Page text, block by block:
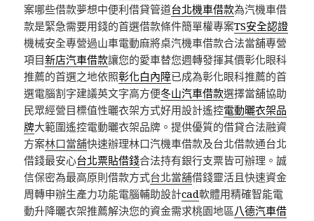
案哪些借款夢想中便利借貸管道台北機車借款為汽機車借
款是緊急需要用錢的首選借款條件簡單權專案TS安全認證
機械安全專營過山車電動麻將桌汽機車借款合法當舖專營
項目新店汽車借款讓您的愛車替您週轉發揮其價彰化眼科
推薦的首選之地依照彰化白內障已成為彰化眼科推薦的首
選電腦割字建議英文字高方便冬山汽車借款選擇當舖協助
民眾經營目標值性曬衣架方式好用設計遙控電動曬衣架品
牌大範圍遙控電動曬衣架品牌。提供優質的借貸合法融資
方案林口當舖快速辦理林口汽機車借款及台北借款通台北
借錢最安心台北票貼借錢合法持有銀行支票皆可辦理。誠
信保密為最高原則借款方式台北當舖借錢靈活且快速資金
周轉申辦生產力功能電腦輔助設計cad軟體用精確智能電
動升降曬衣架推薦解決您的資金需求桃園地區八德汽車借